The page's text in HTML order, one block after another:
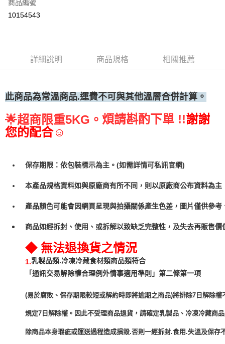
Apple Pay
每筆NT$60，滿NT$699(含以上)免運費
每筆NT$60，滿NT$699(含以上)免運費
(請點開選項勾選)
每筆NT$250
商品編號
10154543
詳細說明 商品規格 相關推薦
此商品為常溫商品.運費不可與其他溫層合併計算。
🌟超商限重5KG。 煩請斟酌下單 !!謝謝
您的配合☺
保存期限：依包裝標示為主。(如需詳情可私訊官網)
本產品規格資料如與原廠商有所不同，則以原廠商公布資料為主
產品顏色可能會因網頁呈現與拍攝關係產生色差，圖片僅供參
商品如經拆封、使用、或拆解以致缺乏完整性，及失去再販售
◆ 無法退換貨之情況
1.乳製品類.冷凍冷藏食材類商品類符合
「通訊交易解除權合理例外情事適用準則」第二條第一項
(易於腐敗、保存期限較短或解約時即將逾期之商品)將排除7日解除權
規定7日解除權。因此不受理商品退貨，請確定乳製品、冷凍冷藏商
除商品本身瑕疵或運送過程造成損毀.否則一經拆封.食用.失溫及保存